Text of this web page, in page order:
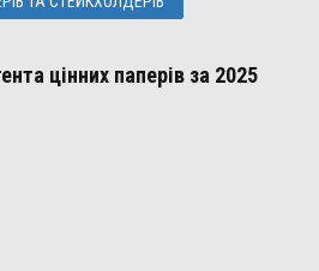
цінних паперів за 2025